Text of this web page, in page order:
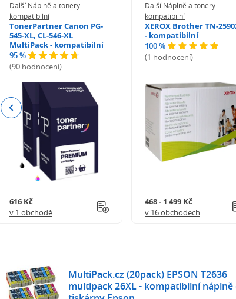
Další Náplně a tonery -
kompatibilní
TonerPartner Canon PG-
545-XL, CL-546-XL
MultiPack - kompatibilní
95 %
(90 hodnocení)
616 Kč
v 1 obchodě
Další Náplně a tonery -
kompatibilní
XEROX Brother TN-
- kompatibilní
100 %
(1 hodnocení)
468 - 1 499 Kč
v 16 obchodech
Previous
MultiPack.cz (20pack) EPSON T2636
multipack 26XL - kompatibilní náplně